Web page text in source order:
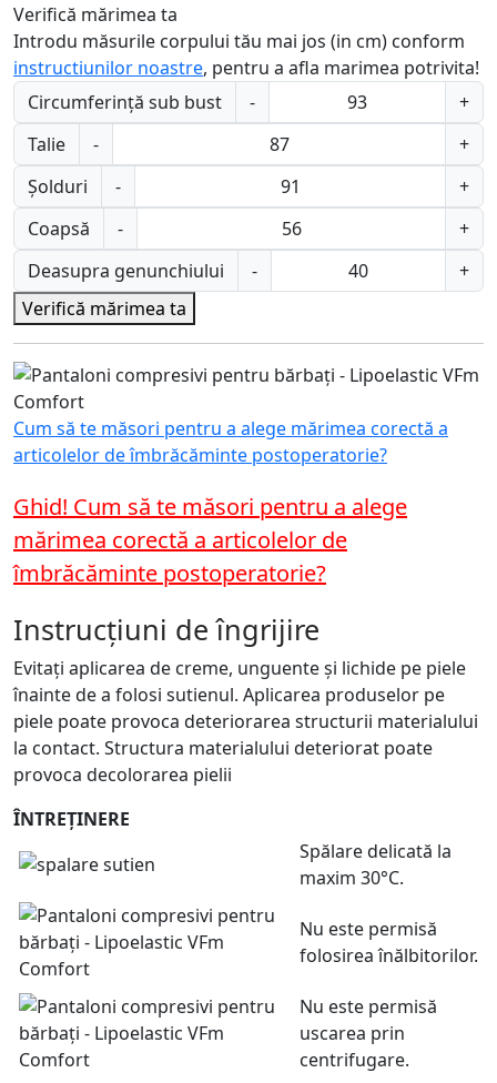
Verifică mărimea ta
Introdu măsurile corpului tău mai jos (in cm) conform
instructiunilor noastre, pentru a afla marimea potrivita!
Circumferință sub bust
-
+
Talie
-
+
Șolduri
-
+
Coapsă
-
+
Deasupra genunchiului
-
+
Verifică mărimea ta
Cum să te măsori pentru a alege mărimea corectă a
articolelor de îmbrăcăminte postoperatorie?
Ghid! Cum să te măsori pentru a alege
mărimea corectă a articolelor de
îmbrăcăminte postoperatorie?
Instrucțiuni de îngrijire
Evitați aplicarea de creme, unguente și lichide pe piele
înainte de a folosi sutienul. Aplicarea produselor pe
piele poate provoca deteriorarea structurii materialului
la contact. Structura materialului deteriorat poate
provoca decolorarea pielii
ÎNTREȚINERE
Spălare delicată la
maxim 30°C.
Nu este permisă
folosirea înălbitorilor.
Nu este permisă
uscarea prin
centrifugare.